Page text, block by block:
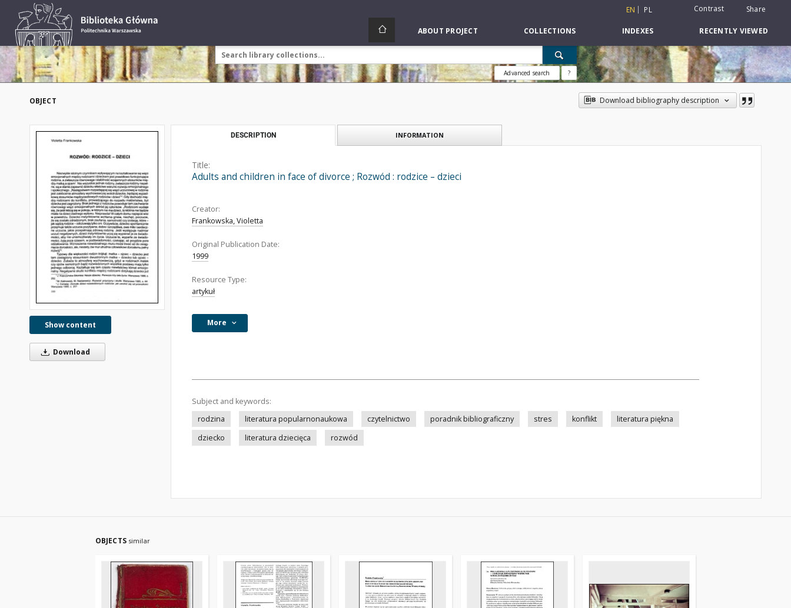
EN PL Contrast Share
ABOUT PROJECT COLLECTIONS INDEXES RECENTLY VIEWED
Advanced search ?
OBJECT Download bibliography description
Show content
Download
DESCRIPTION INFORMATION
Title:
Adults and children in face of divorce ; Rozwód : rodzice – dzieci
Creator:
Frankowska, Violetta
Original Publication Date:
1999
Resource Type:
artykuł
More
Subject and keywords:
rodzina
literatura popularnonaukowa czytelnictwo poradnik bibliograficzny stres konflikt
literatura piękna
dziecko
literatura dziecięca rozwód
OBJECTS similar